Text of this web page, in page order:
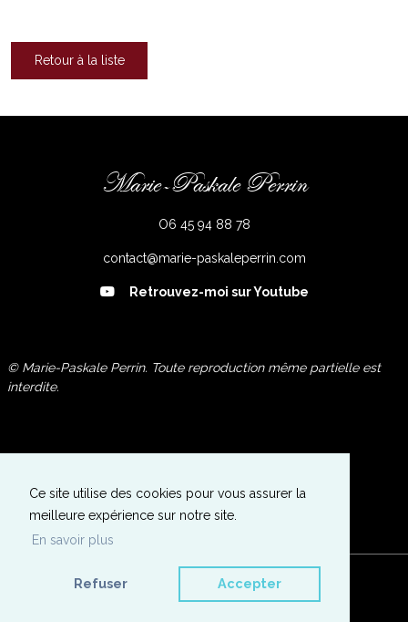
Ce site utilise des cookies pour vous assurer la
meilleure expérience sur notre site.
En savoir plus
Refuser Accepter
UN CERTAIN REGARD
By Marie-Paskale Perrin
ONIRIQUE
By Marie-Paskale Perrin
COULEUR COQUELICOT 250€
By Marie-Paskale Perrin
Retour à la liste
Marie-Paskale Perrin
O6 45 94 88 78
contact@marie-paskaleperrin.com
Retrouvez-moi sur Youtube
© Marie-Paskale Perrin. Toute reproduction même partielle est
interdite.
Expositions
A propos de l'Artiste
Plan du site
Mentions légales